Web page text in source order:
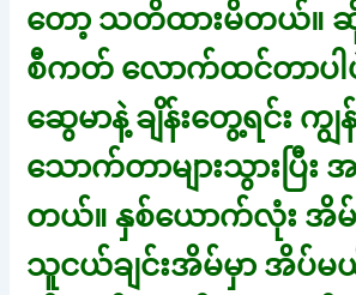
တော့ သတိထားမိတယ်။
စီကတ် လောက်ထင်တာပ
ဆွေမာနဲ့ ချိန်းတွေ့ရင်း ကျွ
သောက်တာများသွားပြီး
တယ်။ နှစ်ယောက်လုံး အိ
သူငယ်ချင်းအိမ်မှာ အိပ်မ